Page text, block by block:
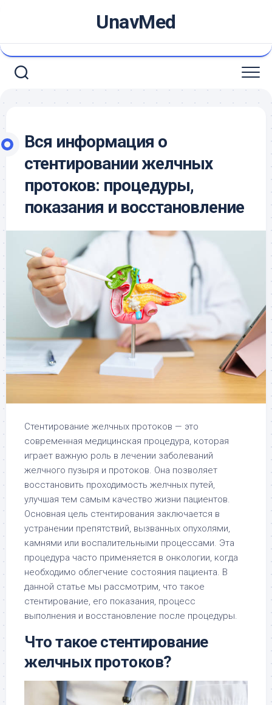
UnavMed
Вся информация о
стентировании желчных
протоков: процедуры,
показания и восстановление
Стентирование желчных протоков — это
современная медицинская процедура, которая
играет важную роль в лечении заболеваний
желчного пузыря и протоков. Она позволяет
восстановить проходимость желчных путей,
улучшая тем самым качество жизни пациентов.
Основная цель стентирования заключается в
устранении препятствий, вызванных опухолями,
камнями или воспалительными процессами. Эта
процедура часто применяется в онкологии, когда
необходимо облегчение состояния пациента. В
данной статье мы рассмотрим, что такое
стентирование, его показания, процесс
выполнения и восстановление после процедуры.
Что такое стентирование
желчных протоков?